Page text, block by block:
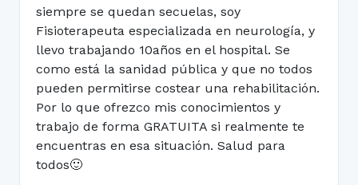
siempre se quedan secuelas, soy
Fisioterapeuta especializada en neurología, y
llevo trabajando 10años en el hospital. Se
como está la sanidad pública y que no todos
pueden permitirse costear una rehabilitación.
Por lo que ofrezco mis conocimientos y
trabajo de forma GRATUITA si realmente te
encuentras en esa situación. Salud para
todos🙂